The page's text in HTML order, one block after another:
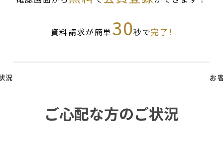
資料請求が簡単30秒で完了!
況 お
ご心配な方のご状況